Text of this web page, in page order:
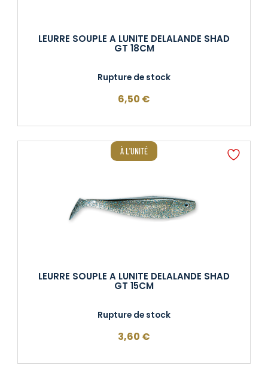
LEURRE SOUPLE A LUNITE DELALANDE SHAD
GT 18CM
Rupture de stock
6,50 €
À L'UNITÉ
LEURRE SOUPLE A LUNITE DELALANDE SHAD
GT 15CM
Rupture de stock
3,60 €